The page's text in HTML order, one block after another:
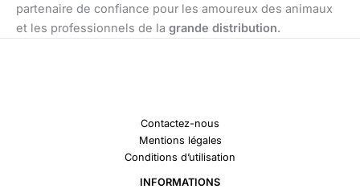
partenaire de confiance pour les amoureux des animaux
et les professionnels de la grande distribution.
Contactez-nous
Mentions légales
Conditions d’utilisation
INFORMATIONS